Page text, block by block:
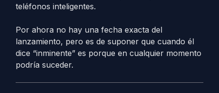
teléfonos inteligentes.
Por ahora no hay una fecha exacta del
lanzamiento, pero es de suponer que cuando él
dice “inminente” es porque en cualquier momento
podría suceder.